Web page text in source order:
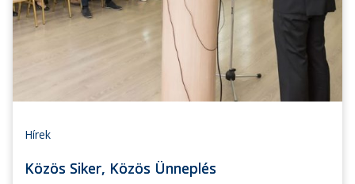
Hírek
Közös Siker, Közös Ünneplés